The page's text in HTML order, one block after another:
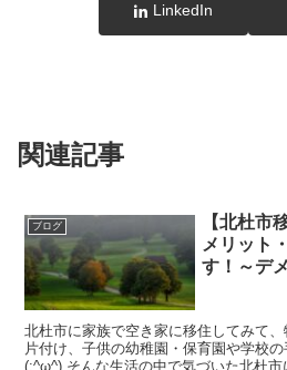
LinkedIn
関連記事
ブログ
【北杜市
メリット
す！～デ
北杜市に家族で空き家に移住してみて
片付け、子供の幼稚園・保育園や学校
(;^ω^) そんな生活の中で気づいた北杜